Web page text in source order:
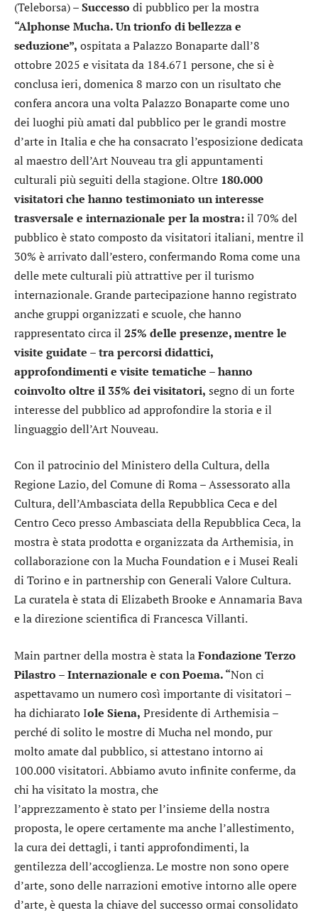
(Teleborsa) –Successo di pubblico per la mostra
“Alphonse Mucha. Un trionfo di bellezza e
seduzione”, ospitata a Palazzo Bonaparte dall’8
ottobre 2025 e visitata da 184.671 persone, che si è
conclusa ieri, domenica 8 marzo con un risultato che
confera ancora una volta Palazzo Bonaparte come uno
dei luoghi più amati dal pubblico per le grandi mostre
d’arte in Italia e che ha consacrato l’esposizione dedicata
al maestro dell’Art Nouveau tra gli appuntamenti
culturali più seguiti della stagione. Oltre 180.000
visitatori che hanno testimoniato un interesse
trasversale e internazionale per la mostra:il 70% del
pubblico è stato composto da visitatori italiani, mentre il
30% è arrivato dall’estero, confermando Roma come una
delle mete culturali più attrattive per il turismo
internazionale. Grande partecipazione hanno registrato
anche gruppi organizzati e scuole, che hanno
rappresentato circa il 25% delle presenze, mentre le
visite guidate – tra percorsi didattici,
approfondimenti e visite tematiche – hanno
coinvolto oltre il 35% dei visitatori, segno di un forte
interesse del pubblico ad approfondire la storia e il
linguaggio dell’Art Nouveau.
Con il patrocinio del Ministero della Cultura, della
Regione Lazio, del Comune di Roma – Assessorato alla
Cultura, dell’Ambasciata della Repubblica Ceca e del
Centro Ceco presso Ambasciata della Repubblica Ceca, la
mostra è stata prodotta e organizzata da Arthemisia, in
collaborazione con la Mucha Foundation e i Musei Reali
di Torino e in partnership con Generali Valore Cultura.
La curatela è stata di Elizabeth Brooke e Annamaria Bava
e la direzione scientifica di Francesca Villanti.
Main partner della mostra è stata laFondazione Terzo
Pilastro – Internazionale e con Poema. “Non ci
aspettavamo un numero così importante di visitatori –
ha dichiarato Iole Siena, Presidente di Arthemisia –
perché di solito le mostre di Mucha nel mondo, pur
molto amate dal pubblico, si attestano intorno ai
100.000 visitatori. Abbiamo avuto infinite conferme, da
chi ha visitato la mostra, che
l’apprezzamento è stato per l’insieme della nostra
proposta, le opere certamente ma anche l’allestimento,
la cura dei dettagli, i tanti approfondimenti, la
gentilezza dell’accoglienza. Le mostre non sono opere
d’arte, sono delle narrazioni emotive intorno alle opere
d’arte, è questa la chiave del successo ormai consolidato